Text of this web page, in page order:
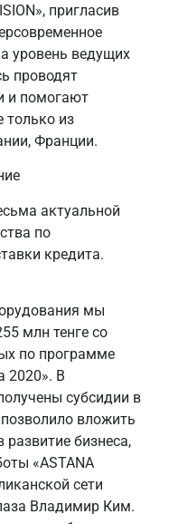
пригласив
уровень ведущих
проводят
и помогают
только из
Франции.
актуальной
по
кредита.
мы
млн тенге со
по программе
2020». В
субсидии в
вложить
бизнеса,
«ASTANA
сети
Владимир Ким.